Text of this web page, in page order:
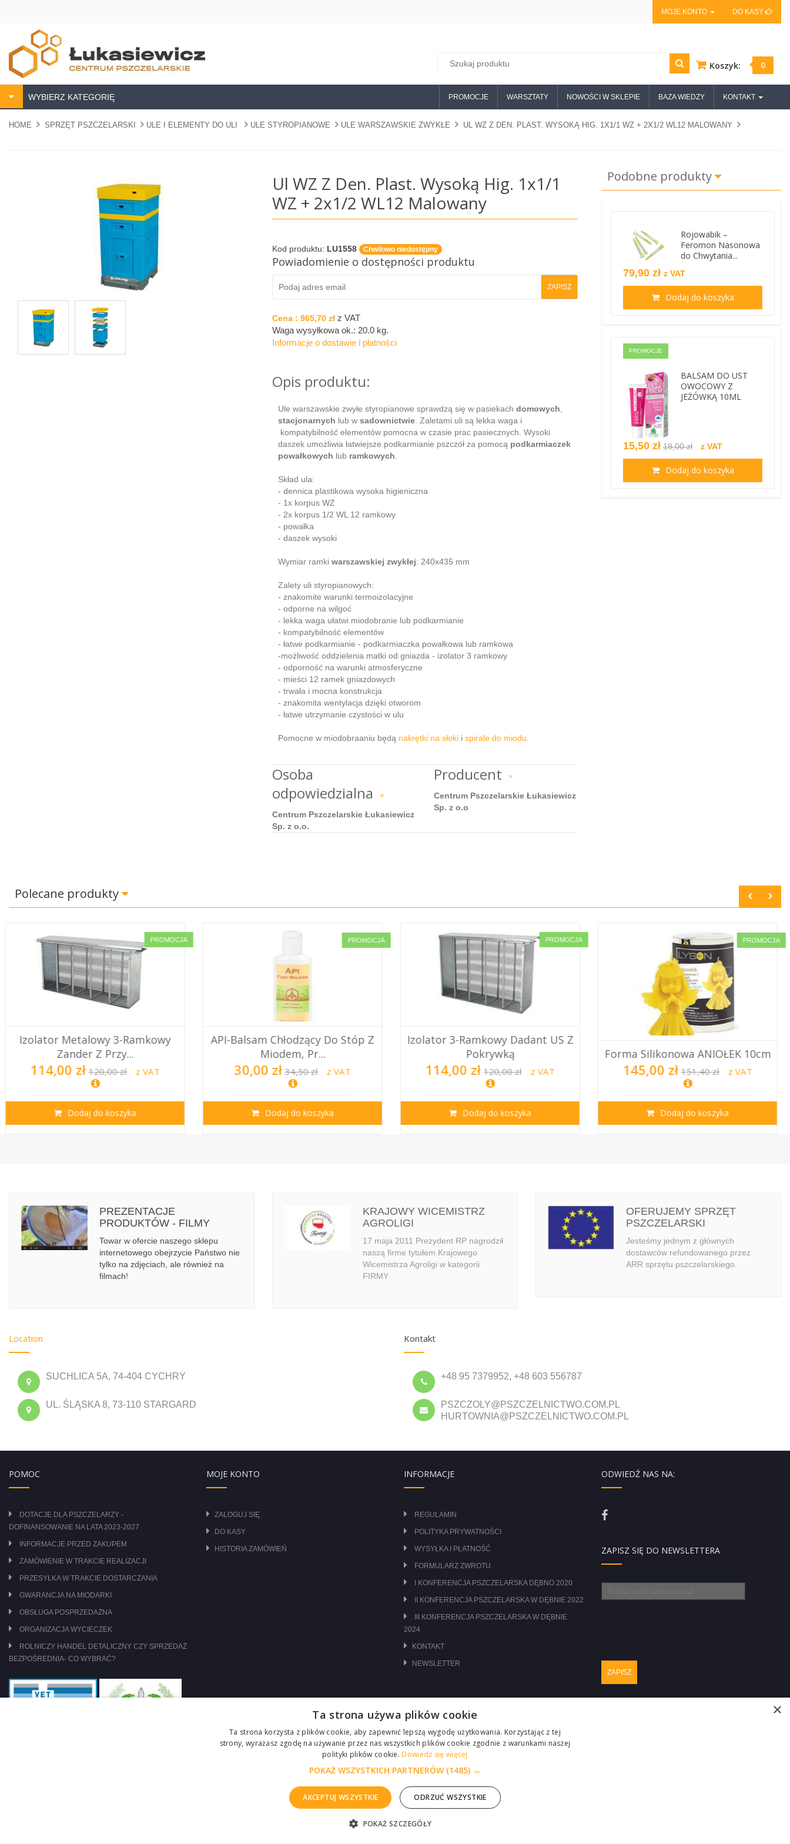
MOJE KONTO DO KASY
Koszyk: 0
PROMOCJE WARSZTATY NOWOŚCI W SKLEPIE BAZA WIEDZY KONTAKT
WYBIERZ KATEGORIĘ
HOME SPRZĘT PSZCZELARSKI ULE I ELEMENTY DO ULI ULE STYROPIANOWE ULE WARSZAWSKIE ZWYKŁE UL WZ Z DEN. PLAST. WYSOKĄ HIG. 1X1/1 WZ + 2X1/2 WL12 MALOWANY
Ul WZ Z Den. Plast. Wysoką Hig. 1x1/1
WZ + 2x1/2 WL12 Malowany
Kod produktu: LU1558 Chwilowo niedostępny
Powiadomienie o dostępności produktu
Cena : 965,70 zł z VAT
Waga wysyłkowa ok.: 20.0 kg.
Informacje o dostawie i płatności
Opis produktu:
Ule warszawskie zwyłe styropianowe sprawdzą się w pasiekach domowych
stacjonarnych lub w sadownictwie. Zaletami uli są lekka waga i
kompatybilność elementów pomocna w czasie prac pasiecznych. Wysoki
daszek umożliwia łatwiejsze podkarmianie pszczół za pomocą podkarmiaczek
powałkowych lub ramkowych
Skład ula:
- dennica plastikowa wysoka higieniczna
- 1x korpus WZ
- 2x korpus 1/2 WL 12 ramkowy
- powałka
- daszek wysoki
Wymiar ramki warszawskiej zwykłej: 240x435 mm
Zalety uli styropianowych:
- znakomite warunki termoizolacyjne
- odporne na wilgoć
- lekka waga ułatwi miodobranie lub podkarmianie
- kompatybilność elementów
- łatwe podkarmianie - podkarmiaczka powałkowa lub ramkowa
-możliwość oddzielenia matki od gniazda - izolator 3 ramkowy
- odporność na warunki atmosferyczne
- mieści 12 ramek gniazdowych
- trwała i mocna konstrukcja
- znakomita wentylacja dzięki otworom
- łatwe utrzymanie czystości w ulu
Pomocne w miodobraaniu będą nakrętki na słoki i spirale do miodu
Osoba
odpowiedzialna
»
Centrum Pszczelarskie Łukasiewicz
Sp. z o.o.
Producent »
Centrum Pszczelarskie Łukasiewicz
Sp. z o.o
Podobne produkty
Rojowabik –
Feromon Nasonowa
do Chwytania...
79,90 zł z VAT
Dodaj do koszyka
PROMOCJE
BALSAM DO UST
OWOCOWY Z
JEŻÓWKĄ 10ML
15,50 zł 18,00 zł z VAT
Dodaj do koszyka
Polecane produkty
PROMOCJA
API-Balsam Chłodzący Do Stóp Z
Miodem, Pr...
30,00 zł 34,50 zł z VAT
Dodaj do koszyka
PROMOCJA
Izolator 3-Ramkowy Dadant US Z
Pokrywką
114,00 zł 120,00 zł z VAT
Dodaj do koszyka
PROMOCJA
Forma Silikonowa ANIOŁEK 10cm
145,00 zł 151,40 zł z VAT
Dodaj do koszyka
PROMOCJA
CAADEX Odstojnik Kwasoodporny
50kg Z Zawo...
699,00 zł 900,00 zł z VAT
Dodaj do koszyka
PREZENTACJE
PRODUKTÓW - FILMY
Towar w ofercie naszego sklepu
internetowego obejrzycie Państwo nie
tylko na zdjęciach, ale również na
filmach!
KRAJOWY WICEMISTRZ
AGROLIGI
17 maja 2011 Prezydent RP nagrodził
naszą firme tytułem Krajowego
Wicemistrza Agroligi w kategorii
FIRMY
OFERUJEMY SPRZĘT
PSZCZELARSKI
Jesteśmy jednym z głównych
dostawców refundowanego przez
ARR sprzętu pszczelarskiego.
Location
SUCHLICA 5A, 74-404 CYCHRY
UL. ŚLĄSKA 8, 73-110 STARGARD
Kontakt
+48 95 7379952, +48 603 556787
PSZCZOLY@PSZCZELNICTWO.COM.PL
HURTOWNIA@PSZCZELNICTWO.COM.PL
POMOC
DOTACJE DLA PSZCZELARZY -
DOFINANSOWANIE NA LATA 2023-2027
INFORMACJE PRZED ZAKUPEM
ZAMÓWIENIE W TRAKCIE REALIZACJI
PRZESYŁKA W TRAKCIE DOSTARCZANIA
GWARANCJA NA MIODARKI
OBSŁUGA POSPRZEDAŻNA
ORGANIZACJA WYCIECZEK
ROLNICZY HANDEL DETALICZNY CZY SPRZEDAŻ
BEZPOŚREDNIA- CO WYBRAĆ?
MOJE KONTO
ZALOGUJ SIĘ
DO KASY
HISTORIA ZAMÓWIEŃ
INFORMACJE
REGULAMIN
POLITYKA PRYWATNOŚCI
WYSYŁKA I PŁATNOŚĆ
FORMULARZ ZWROTU
I KONFERENCJA PSZCZELARSKA DĘBNO 2020
II KONFERENCJA PSZCZELARSKA W DĘBNIE 2022
III KONFERENCJA PSZCZELARSKA W DĘBNIE
2024
KONTAKT
NEWSLETTER
ODWIEDŹ NAS NA:
ZAPISZ SIĘ DO NEWSLETTERA
×
Ta strona używa plików cookie
Ta strona korzysta z plików cookie, aby zapewnić lepszą wygodę użytkowania. Korzystając z tej
strony, wyrażasz zgodę na używanie przez nas wszystkich plików cookie zgodnie z warunkami naszej
polityki plików cookie. Dowiedz się więcej
POKAŻ WSZYSTKICH PARTNERÓW (1485) →
AKCEPTUJ WSZYSTKIE ODRZUĆ WSZYSTKIE
POKAŻ SZCZEGÓŁY